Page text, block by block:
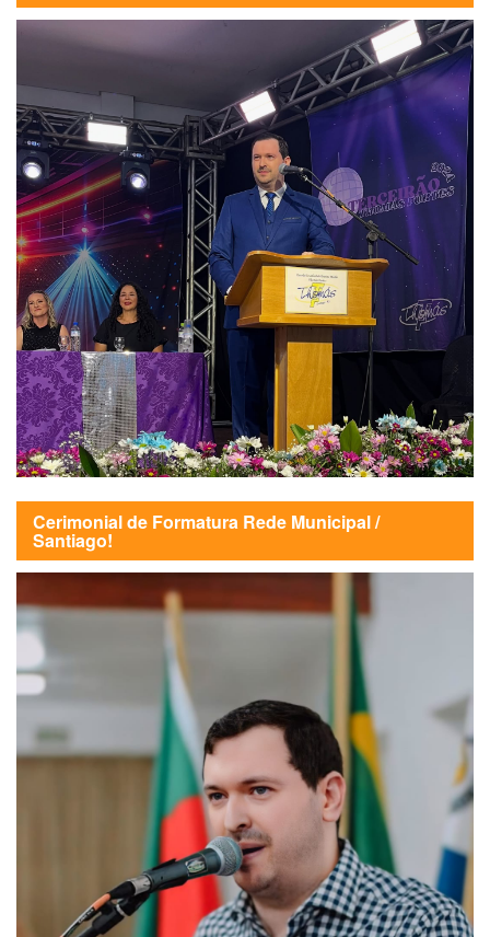
Cerimonial de Formatura Rede Municipal /
Santiago!